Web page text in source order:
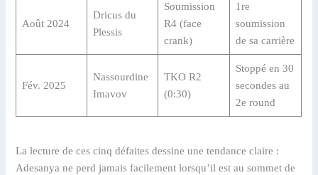
Août 2024
Dricus du
Plessis
Soumission
R4 (face
crank)
1re
soumission
de sa carrière
Fév. 2025
Nassourdine
Imavov
TKO R2
(0:30)
Stoppé en 30
secondes au
2e round
La lecture de ces cinq défaites dessine une tendance claire :
Adesanya ne perd jamais facilement lorsqu’il est au sommet de